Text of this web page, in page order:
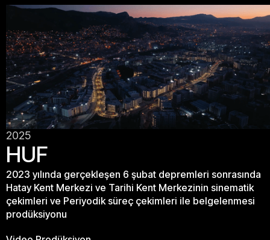
2025
HUF
2023 yılında gerçekleşen 6 şubat depremleri sonrasında
Hatay Kent Merkezi ve Tarihi Kent Merkezinin sinematik
çekimleri ve Periyodik süreç çekimleri ile belgelenmesi
prodüksiyonu